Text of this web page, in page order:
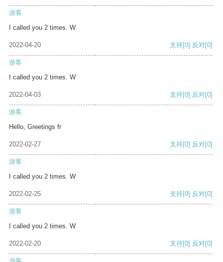
游客
I called you 2 times. W
2022-04-20 支持[0] 反对[0]
游客
I called you 2 times. W
2022-04-03 支持[0] 反对[0]
游客
Hello, Greetings fr
2022-02-27 支持[0] 反对[0]
游客
I called you 2 times. W
2022-02-25 支持[0] 反对[0]
游客
I called you 2 times. W
2022-02-20 支持[0] 反对[0]